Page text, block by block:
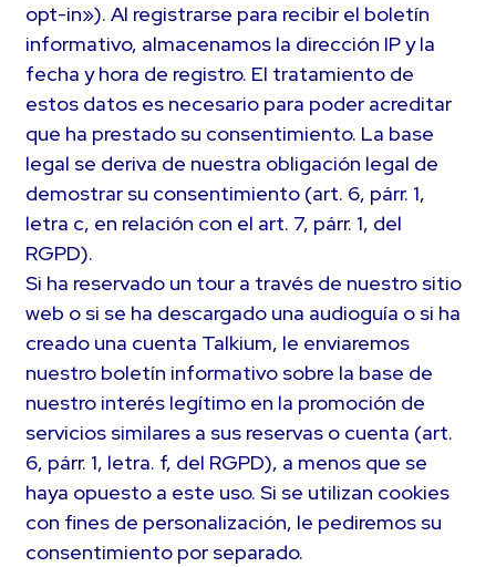
opt-in»). Al registrarse para recibir el boletín
informativo, almacenamos la dirección IP y la
fecha y hora de registro. El tratamiento de
estos datos es necesario para poder acreditar
que ha prestado su consentimiento. La base
legal se deriva de nuestra obligación legal de
demostrar su consentimiento (art. 6, párr. 1,
letra c, en relación con el art. 7, párr. 1, del
RGPD).
Si ha reservado un tour a través de nuestro sitio
web o si se ha descargado una audioguía o si ha
creado una cuenta Talkium, le enviaremos
nuestro boletín informativo sobre la base de
nuestro interés legítimo en la promoción de
servicios similares a sus reservas o cuenta (art.
6, párr. 1, letra. f, del RGPD), a menos que se
haya opuesto a este uso. Si se utilizan cookies
con fines de personalización, le pediremos su
consentimiento por separado.